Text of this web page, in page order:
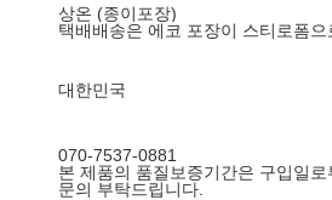
상온 (종이포장)
택배배송은 에코 포장이 스티로폼으
대한민국
070-7537-0881
본 제품의 품질보증기간은 구입일
문의 부탁드립니다.